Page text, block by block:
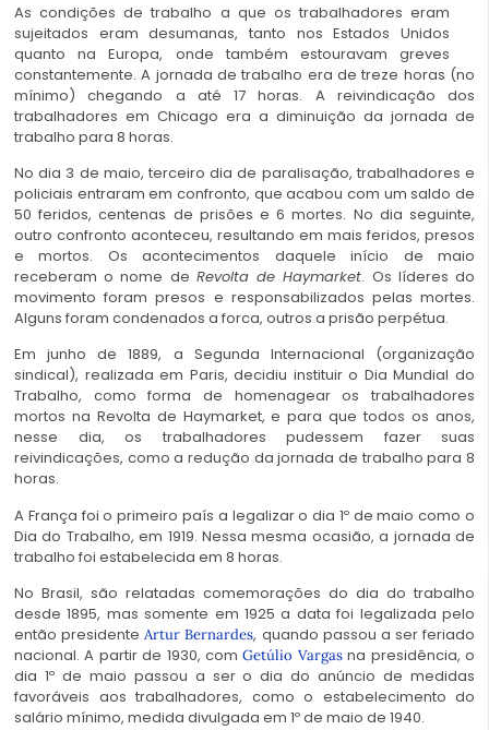
As condições de trabalho a que os trabalhadores eram
sujeitados eram desumanas, tanto nos Estados Unidos
quanto na Europa, onde também estouravam greves
constantemente. A jornada de trabalho era de treze horas (no
mínimo) chegando a até 17 horas. A reivindicação dos
trabalhadores em Chicago era a diminuição da jornada de
trabalho para 8 horas.
No dia 3 de maio, terceiro dia de paralisação, trabalhadores e
policiais entraram em confronto, que acabou com um saldo de
50 feridos, centenas de prisões e 6 mortes. No dia seguinte,
outro confronto aconteceu, resultando em mais feridos, presos
e mortos. Os acontecimentos daquele início de maio
receberam o nome de Revolta de Haymarket. Os líderes do
movimento foram presos e responsabilizados pelas mortes.
Alguns foram condenados a forca, outros a prisão perpétua.
Em junho de 1889, a Segunda Internacional (organização
sindical), realizada em Paris, decidiu instituir o Dia Mundial do
Trabalho, como forma de homenagear os trabalhadores
mortos na Revolta de Haymarket, e para que todos os anos,
nesse dia, os trabalhadores pudessem fazer suas
reivindicações, como a redução da jornada de trabalho para 8
horas.
A França foi o primeiro país a legalizar o dia 1º de maio como o
Dia do Trabalho, em 1919. Nessa mesma ocasião, a jornada de
trabalho foi estabelecida em 8 horas.
No Brasil, são relatadas comemorações do dia do trabalho
desde 1895, mas somente em 1925 a data foi legalizada pelo
então presidenteArtur Bernardes, quando passou a ser feriado
nacional. A partir de 1930, comGetúlio Vargasna presidência, o
dia 1º de maio passou a ser o dia do anúncio de medidas
favoráveis aos trabalhadores, como o estabelecimento do
salário mínimo, medida divulgada em 1º de maio de 1940.